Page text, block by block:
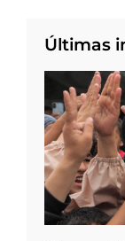
Últimas